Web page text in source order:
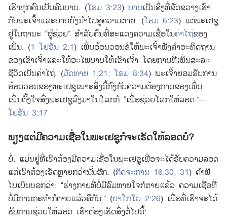
ເຮົາ​ທຸກ​ຄົນ​ເປັນ​ຄົນ​ບາບ. (ໂຣມ 3:23) ບາບ​ເປັນ​ສິ່ງ​ທີ່​ຂັດຂວາງ​ເຮົາ​
ກັບ​ພະເຈົ້າ​ແລະ​ບາບ​ຍັງ​ນຳ​ໄປ​ສູ່​ຄວາມ​ຕາຍ. (ໂຣມ 6:23) ແຕ່​ພະ​ເຢຊູ​
ຢູ່​ໃນ​ຖານະ “ຜູ້​ຊ່ວຍ” ສຳລັບ​ຄົນ​ທີ່​ສະແດງ​ຄວາມ​ເຊື່ອ​ໃນ​ຄ່າໄຖ່​ຂອງ​
ເພິ່ນ. (1 ໂຢຮັນ 2:1) ເພິ່ນ​ອ້ອນວອນ​ຂໍ​ໃຫ້​ພະເຈົ້າ​ຟັງ​ຄຳ​ອະທິດຖານ​
ຂອງ​ເຂົາເຈົ້າ​ແລະ​ໃຫ້​ອະໄພ​ບາບ​ໃຫ້​ເຂົາເຈົ້າ ໂດຍ​​ການ​ທີ່​ເພິ່ນ​ສະລະ​
ຊີວິດ​ເປັນ​ຄ່າໄຖ່. (ມັດທາຍ 1:21; ໂຣມ 8:34) ພະເຈົ້າ​ຍອມຮັບ​ການ​
ອ້ອນວອນ​ຂອງ​ພະ​ເຢຊູ​ເພາະ​ສິ່ງ​ນີ້​ກົງ​ກັບ​ຄວາມ​ຕ້ອງການ​ຂອງ​ເພິ່ນ.
ເພິ່ນ​ຕັ້ງໃຈ​ສົ່ງ​ພະ​ເຢຊູ​ລົງ​ມາ​ໃນ​ໂລກ​ກໍ “ເພື່ອ​ຊ່ວຍ​ໂລກ​ໃຫ້​ລອດ.”—
ໂຢຮັນ 3:17
ພຽງ​ແຕ່​ມີ​ຄວາມ​ເຊື່ອ​ໃນ​ພະ​ເຢຊູ​ກໍ​ຈະ​ເຮັດ​ໃຫ້​ລອດ​ບໍ?
ບໍ່. ແມ່ນ​ຢູ່​ທີ່​ເຮົາ​ຕ້ອງ​ມີ​ຄວາມ​ເຊື່ອ​ໃນ​ພະ​ເຢຊູ​ເພື່ອ​ຈະ​ໄດ້​ຮັບ​ຄວາມ​ລອດ
ແຕ່​ເຮົາ​ຕ້ອງ​ເຮັດ​ຫຼາຍ​ກວ່າ​ນັ້ນ​ອີກ. (ກິດຈະການ 16:30, 31) ຄຳພີ​
ໄບເບິນ​ບອກ​ວ່າ: “ຮ່າງກາຍ​ທີ່​ບໍ່​ມີ​ລົມ​ຫາຍໃຈ​ກໍ​ຕາຍ​ແລ້ວ ຄວາມ​ເຊື່ອ​ທີ່​
ບໍ່​ມີ​ການ​ກະທຳ​ກໍ​ຕາຍ​ແລ້ວ​ຄື​ກັນ.” (ຢາໂກໂບ 2:26) ເພື່ອ​ທີ່​ເຮົາ​ຈະ​ໄດ້​
ຮັບ​ການ​ຊ່ວຍ​ໃຫ້​ລອດ ເຮົາ​ຕ້ອງ​ເຮັດ​ສິ່ງ​ຕໍ່​ໄປ​ນີ້: